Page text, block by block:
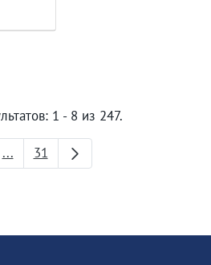
1 - 8 из 247.
...Промежуточные страницы
Страница
31